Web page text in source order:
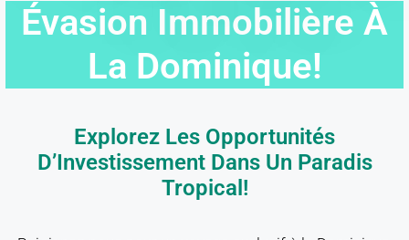
Évasion Immobilière À
La Dominique!
Explorez Les Opportunités
D’Investissement Dans Un Paradis
Tropical!